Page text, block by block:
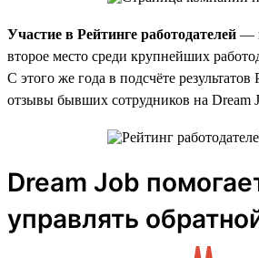
Участие в Рейтинге работодателей —
второе место среди крупнейших
С этого же года в подсчёте
отзывы бывших сотрудников на Dream
Dream Job
управлять